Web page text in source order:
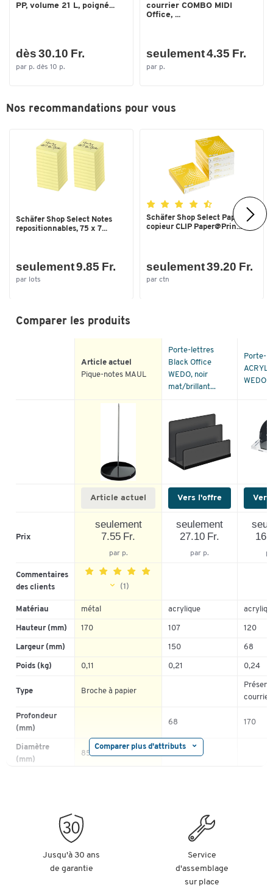
PP, volume 21 L, poigné...
dès 30.10 Fr.
par p. dès 10 p.
courrier COMBO MIDI
Office, ...
seulement 4.35 Fr.
par p.
Nos recommandations pour vous
Schäfer Shop Select Notes
repositionnables, 75 x 7...
seulement 9.85 Fr.
par lots
Schäfer Shop Select Papier
copieur CLIP Paper@Prin...
seulement 39.20 Fr.
par ctn
Comparer les produits
Comparer plus d'attributs
Article actuel
Pique-notes MAUL
Porte-lettres
Black Office
WEDO, noir
mat/brillant...
Porte-
ACRYL
WEDO®
Article actuel Vers l'offre
Prix
seulement
7.55 Fr.
par p.
seulement
27.10 Fr.
par p.
Commentaires
des clients
(1)
4
2
Matériau métal acrylique
Hauteur (mm) 170 107 120
Largeur (mm) 150 68
Poids (kg) 0,11 0,21 0,24
Type Broche à papier
courrier
Profondeur
(mm)
68 170
Diamètre
(mm)
85
Jusqu'à 30 ans
de garantie
Service
d'assemblage
sur place